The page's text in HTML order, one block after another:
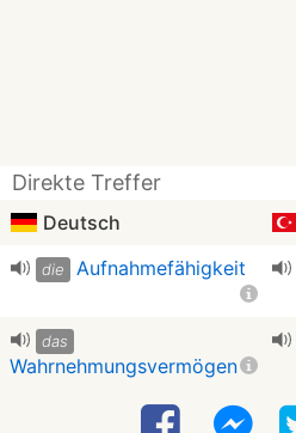
Direkte Treffer
Deutsch
die Aufnahmefähigkeit
das
Wahrnehmungsvermögen